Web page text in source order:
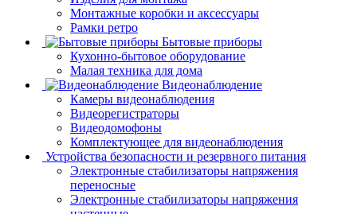
Монтажные коробки и аксессуары
Рамки ретро
Бытовые приборы
Кухонно-бытовое оборудование
Малая техника для дома
Видеонаблюдение
Камеры видеонаблюдения
Видеорегистраторы
Видеодомофоны
Комплектующее для видеонаблюдения
Устройства безопасности и резервного питания
Электронные стабилизаторы напряжения
переносные
Электронные стабилизаторы напряжения